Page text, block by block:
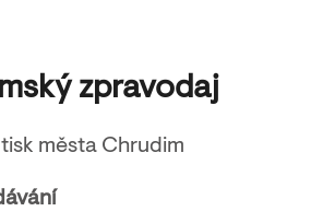
zpravodaj
města Chrudim